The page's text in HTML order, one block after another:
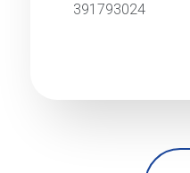
391793024